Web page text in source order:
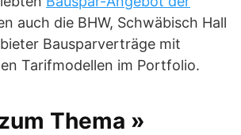
auch die BHW, Schwäbisch Hall
Bausparverträge mit
Tarifmodellen im Portfolio.
Thema »